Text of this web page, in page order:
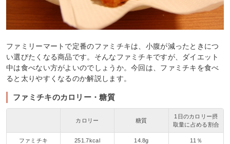
ファミリーマートで定番のファミチキは、小腹が減ったときにつ
い選びたくなる商品です。そんなファミチキですが、ダイエット
中は食べない方がよいのでしょうか。今回は、ファミチキを食べ
ると太りやすくなるのか解説します。
ファミチキのカロリー・糖質
カロリー 糖質
1日のカロリー摂
取量に占める割合
ファミチキ 251.7kcal 14.8g 11％